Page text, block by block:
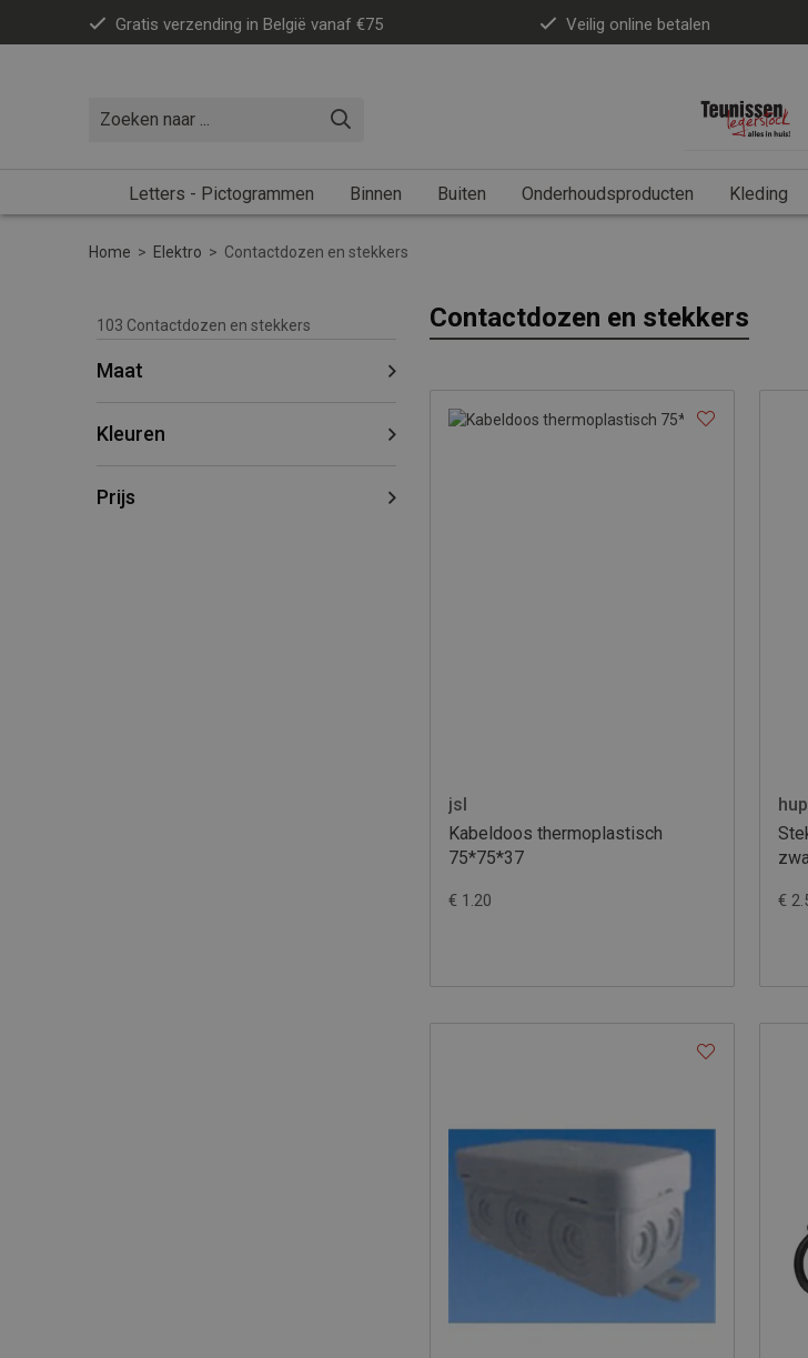
Gratis verzending in België vanaf €75 Veilig online betalen
Letters - Pictogrammen Binnen Buiten Onderhoudsproducten Kleding
Home > Elektro > Contactdozen en stekkers
103 Contactdozen en stekkers
Maat
Kleuren
Prijs
Contactdozen en stekkers
jsl
Kabeldoos thermoplastisch
75*75*37
€ 1.20 €